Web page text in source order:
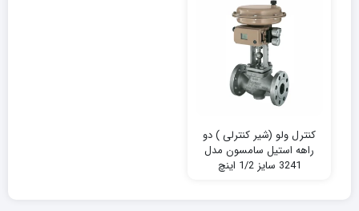
کنترل ولو (شیر کنترلی ) دو
راهه استیل سامسون مدل
3241 سایز 1/2 اینچ